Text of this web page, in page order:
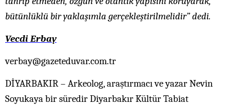
bütünlüklü bir yaklaşımla gerçekleştirilmelidir” dedi.
Vecdi Erbay
verbay@gazeteduvar.com.tr
DİYARBAKIR – Arkeolog, araştırmacı ve yazar Nevin
Soyukaya bir süredir Diyarbakır Kültür Tabiat